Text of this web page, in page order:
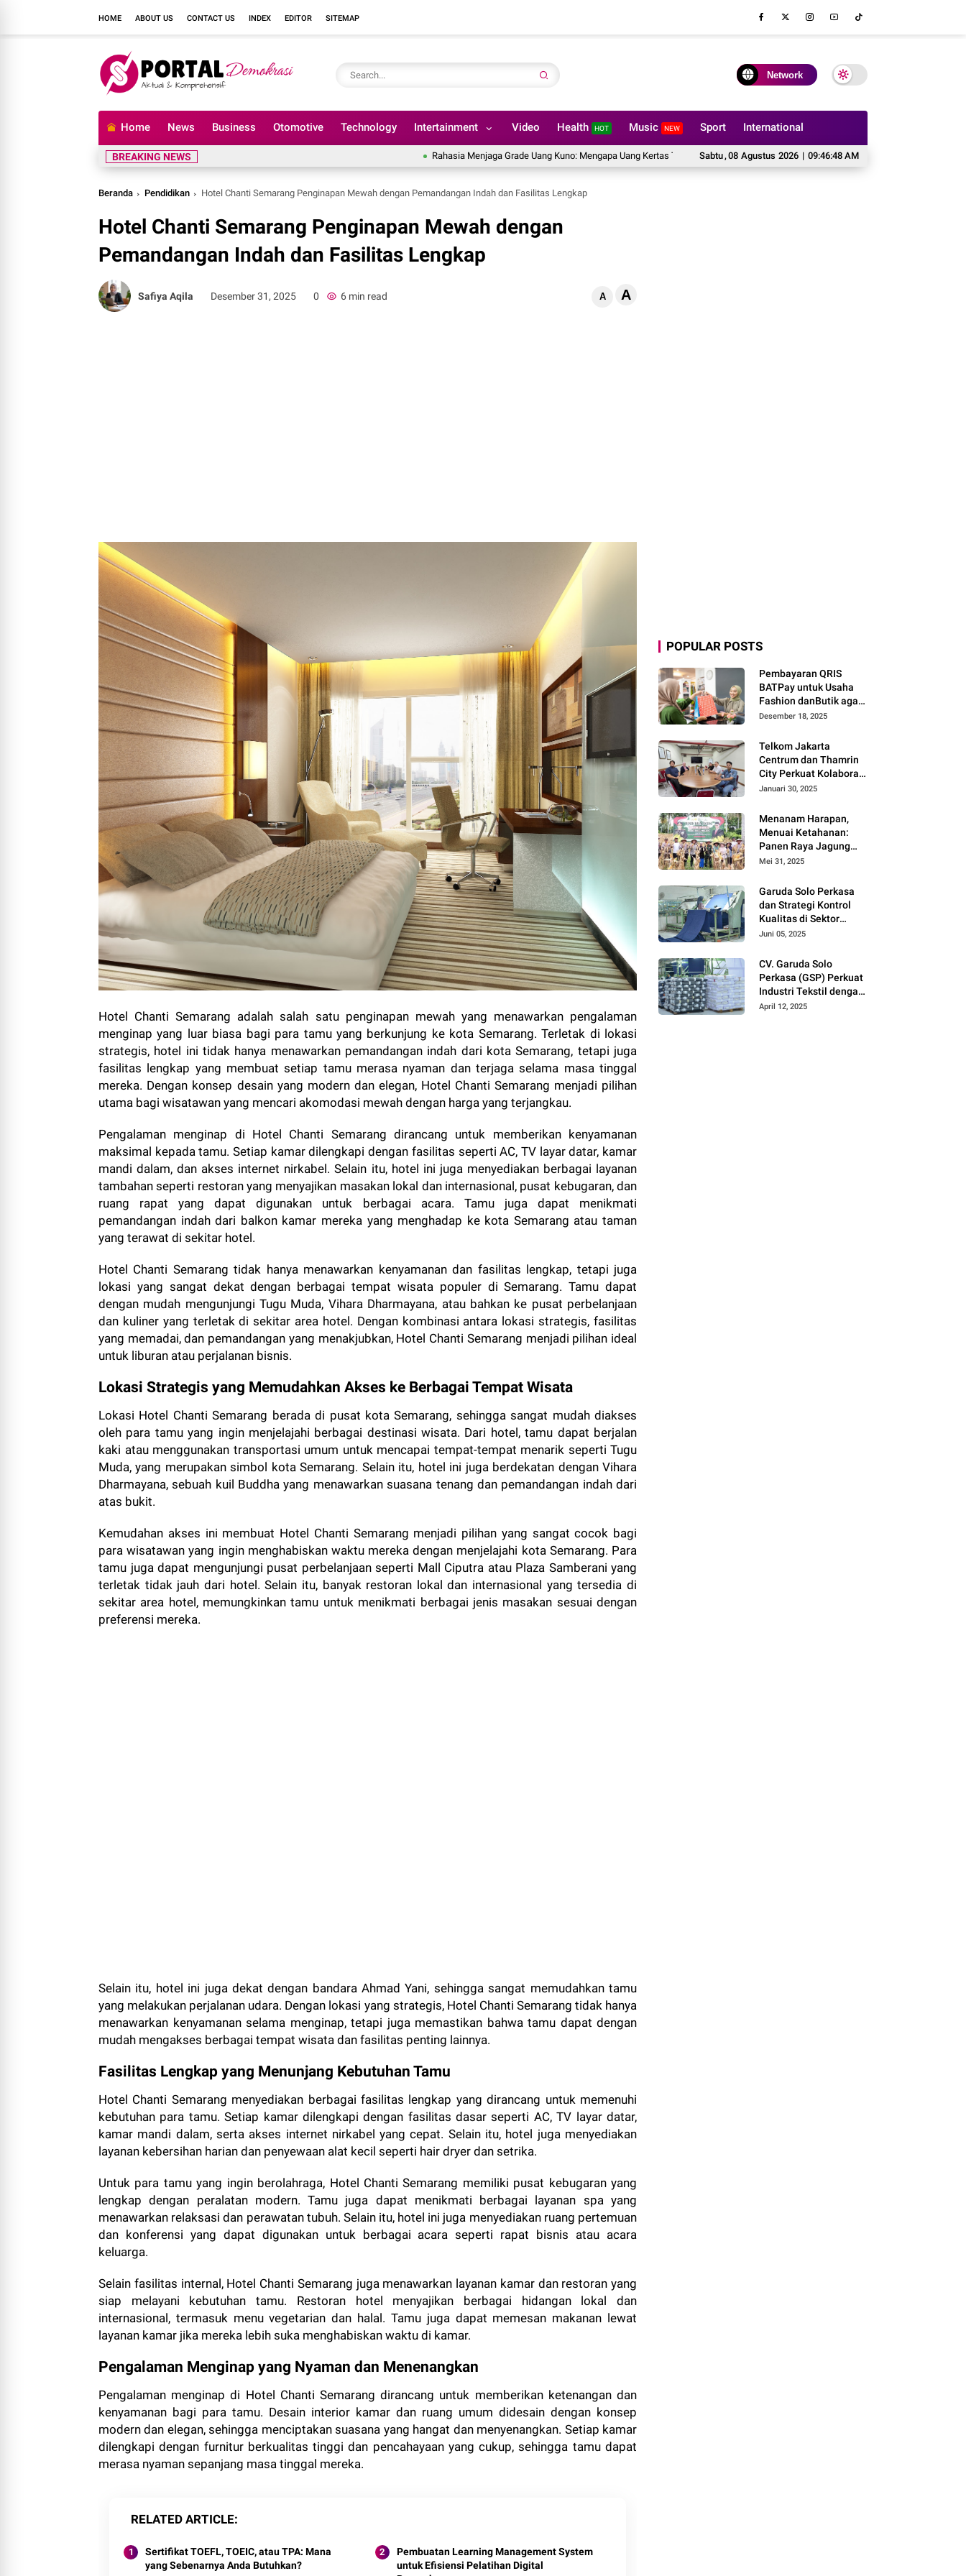
HOME ABOUT US CONTACT US INDEX EDITOR SITEMAP
Network
Home News Business Otomotive Technology Intertainment Video Health HOT Music NEW Sport International
Sabtu,08 Agustus 2026 | 09:46:49 AM
BREAKING NEWS Rahasia Menjaga Grade Uang Kuno: Mengapa Uang Kertas Tidak Boleh Dilipat? Hal yang Harus Dipertimbangkan Sebelum Memesan
Beranda Pendidikan Hotel Chanti Semarang Penginapan Mewah dengan Pemandangan Indah dan Fasilitas Lengkap
Hotel Chanti Semarang Penginapan Mewah dengan
Pemandangan Indah dan Fasilitas Lengkap
Safiya Aqila Desember 31, 2025 0 6 min read A A
Hotel Chanti Semarang adalah salah satu penginapan mewah yang menawarkan pengalaman
menginap yang luar biasa bagi para tamu yang berkunjung ke kota Semarang. Terletak di lokasi
strategis, hotel ini tidak hanya menawarkan pemandangan indah dari kota Semarang, tetapi juga
fasilitas lengkap yang membuat setiap tamu merasa nyaman dan terjaga selama masa tinggal
mereka. Dengan konsep desain yang modern dan elegan, Hotel Chanti Semarang menjadi pilihan
utama bagi wisatawan yang mencari akomodasi mewah dengan harga yang terjangkau.
Pengalaman menginap di Hotel Chanti Semarang dirancang untuk memberikan kenyamanan
maksimal kepada tamu. Setiap kamar dilengkapi dengan fasilitas seperti AC, TV layar datar, kamar
mandi dalam, dan akses internet nirkabel. Selain itu, hotel ini juga menyediakan berbagai layanan
tambahan seperti restoran yang menyajikan masakan lokal dan internasional, pusat kebugaran, dan
ruang rapat yang dapat digunakan untuk berbagai acara. Tamu juga dapat menikmati
pemandangan indah dari balkon kamar mereka yang menghadap ke kota Semarang atau taman
yang terawat di sekitar hotel.
Hotel Chanti Semarang tidak hanya menawarkan kenyamanan dan fasilitas lengkap, tetapi juga
lokasi yang sangat dekat dengan berbagai tempat wisata populer di Semarang. Tamu dapat
dengan mudah mengunjungi Tugu Muda, Vihara Dharmayana, atau bahkan ke pusat perbelanjaan
dan kuliner yang terletak di sekitar area hotel. Dengan kombinasi antara lokasi strategis, fasilitas
yang memadai, dan pemandangan yang menakjubkan, Hotel Chanti Semarang menjadi pilihan ideal
untuk liburan atau perjalanan bisnis.
Lokasi Strategis yang Memudahkan Akses ke Berbagai Tempat Wisata
Lokasi Hotel Chanti Semarang berada di pusat kota Semarang, sehingga sangat mudah diakses
oleh para tamu yang ingin menjelajahi berbagai destinasi wisata. Dari hotel, tamu dapat berjalan
kaki atau menggunakan transportasi umum untuk mencapai tempat-tempat menarik seperti Tugu
Muda, yang merupakan simbol kota Semarang. Selain itu, hotel ini juga berdekatan dengan Vihara
Dharmayana, sebuah kuil Buddha yang menawarkan suasana tenang dan pemandangan indah dari
atas bukit.
Kemudahan akses ini membuat Hotel Chanti Semarang menjadi pilihan yang sangat cocok bagi
para wisatawan yang ingin menghabiskan waktu mereka dengan menjelajahi kota Semarang. Para
tamu juga dapat mengunjungi pusat perbelanjaan seperti Mall Ciputra atau Plaza Samberani yang
terletak tidak jauh dari hotel. Selain itu, banyak restoran lokal dan internasional yang tersedia di
sekitar area hotel, memungkinkan tamu untuk menikmati berbagai jenis masakan sesuai dengan
preferensi mereka.
Selain itu, hotel ini juga dekat dengan bandara Ahmad Yani, sehingga sangat memudahkan tamu
yang melakukan perjalanan udara. Dengan lokasi yang strategis, Hotel Chanti Semarang tidak hanya
menawarkan kenyamanan selama menginap, tetapi juga memastikan bahwa tamu dapat dengan
mudah mengakses berbagai tempat wisata dan fasilitas penting lainnya.
Fasilitas Lengkap yang Menunjang Kebutuhan Tamu
Hotel Chanti Semarang menyediakan berbagai fasilitas lengkap yang dirancang untuk memenuhi
kebutuhan para tamu. Setiap kamar dilengkapi dengan fasilitas dasar seperti AC, TV layar datar,
kamar mandi dalam, serta akses internet nirkabel yang cepat. Selain itu, hotel juga menyediakan
layanan kebersihan harian dan penyewaan alat kecil seperti hair dryer dan setrika.
Untuk para tamu yang ingin berolahraga, Hotel Chanti Semarang memiliki pusat kebugaran yang
lengkap dengan peralatan modern. Tamu juga dapat menikmati berbagai layanan spa yang
menawarkan relaksasi dan perawatan tubuh. Selain itu, hotel ini juga menyediakan ruang pertemuan
dan konferensi yang dapat digunakan untuk berbagai acara seperti rapat bisnis atau acara
keluarga.
Selain fasilitas internal, Hotel Chanti Semarang juga menawarkan layanan kamar dan restoran yang
siap melayani kebutuhan tamu. Restoran hotel menyajikan berbagai hidangan lokal dan
internasional, termasuk menu vegetarian dan halal. Tamu juga dapat memesan makanan lewat
layanan kamar jika mereka lebih suka menghabiskan waktu di kamar.
Pengalaman Menginap yang Nyaman dan Menenangkan
Pengalaman menginap di Hotel Chanti Semarang dirancang untuk memberikan ketenangan dan
kenyamanan bagi para tamu. Desain interior kamar dan ruang umum didesain dengan konsep
modern dan elegan, sehingga menciptakan suasana yang hangat dan menyenangkan. Setiap kamar
dilengkapi dengan furnitur berkualitas tinggi dan pencahayaan yang cukup, sehingga tamu dapat
merasa nyaman sepanjang masa tinggal mereka.
RELATED ARTICLE
Sertifikat TOEFL, TOEIC, atau TPA: Mana
yang Sebenarnya Anda Butuhkan?
Pembuatan Learning Management System
untuk Efisiensi Pelatihan Digital
POPULAR POSTS
Pembayaran QRIS
BATPay untuk Usaha
Fashion danButik agar
Transaksi Lebih Cepat
Desember 18, 2025
Telkom Jakarta
Centrum dan Thamrin
City Perkuat Kolaborasi
Kawasan Bisnis dan
Januari 30, 2025
Menanam Harapan,
Menuai Ketahanan:
Panen Raya Jagung
Warnai Sinergi Polres
Moutong
Mei 31, 2025
Garuda Solo Perkasa
dan Strategi Kontrol
Kualitas di Sektor
Tekstil
Juni 05, 2025
CV. Garuda Solo
Perkasa (GSP) Perkuat
Industri Tekstil dengan
Produksi Kain Greige
April 12, 2025